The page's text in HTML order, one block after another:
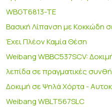
WBGT6813-TE
Βασική Λίπανση με Κοκκώδη
Έχει Πλέον Καμία Θέση
Weibang WBBC537SCV:
λεπίδα σε πραγματικές
Δοκιμή σε Ψηλά Χόρτα -
Weibang WBLT567SLC